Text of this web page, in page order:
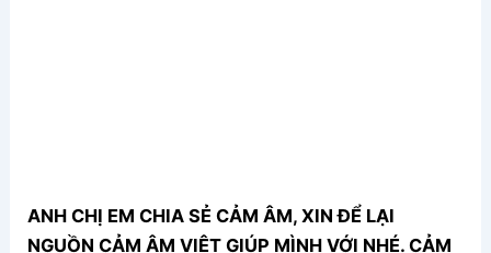
ANH CHỊ EM CHIA SẺ CẢM ÂM, XIN ĐỂ LẠI
NGUỒN CẢM ÂM VIỆT GIÚP MÌNH VỚI NHÉ. CẢM